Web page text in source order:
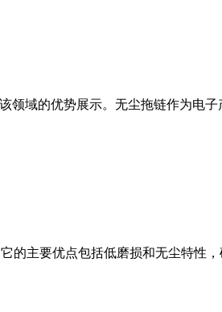
领域的优势展示。无尘拖链作为电
的主要优点包括低磨损和无尘特性